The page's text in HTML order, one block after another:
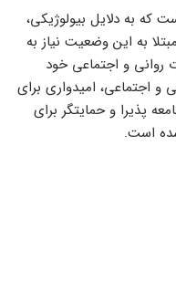
که به دلایل بیولوژیکی،
به این وضعیت نیاز به
روانی و اجتماعی خود
و اجتماعی، امیدواری برای
پذیرا و حمایتگر برای
است.